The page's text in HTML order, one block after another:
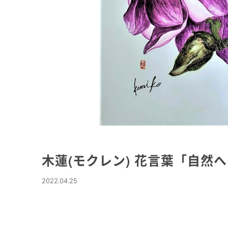
木蓮(モクレン) 花言葉「自然
2022.04.25